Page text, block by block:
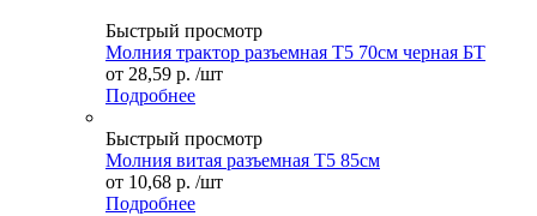
Быстрый просмотр
Молния трактор разъемная Т5 70см черная БТ
от 28,59 р. /шт
Подробнее
Быстрый просмотр
Молния витая разъемная Т5 85см
от 10,68 р. /шт
Подробнее